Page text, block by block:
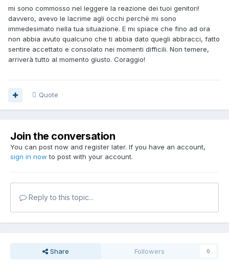
mi sono commosso nel leggere la reazione dei tuoi genitori!
davvero, avevo le lacrime agli occhi perchè mi sono
immedesimato nella tua situazione. E mi spiace che fino ad ora
non abbia avuto qualcuno che ti abbia dato quegli abbracci, fatto
sentire accettato e consolato nei momenti difficili. Non temere,
arriverà tutto al momento giusto. Coraggio!
Quote
Join the conversation
You can post now and register later. If you have an account,
sign in now to post with your account.
Reply to this topic...
Share Followers 0